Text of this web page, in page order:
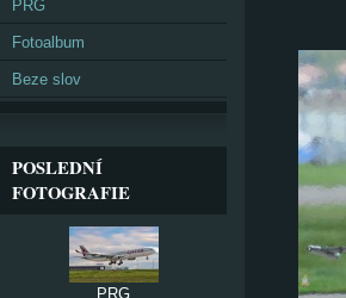
PRG
Fotoalbum
Beze slov
POSLEDNÍ
FOTOGRAFIE
PRG